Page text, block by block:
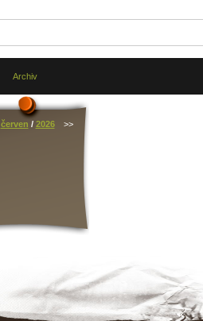
Archiv
červen / 2026 >>